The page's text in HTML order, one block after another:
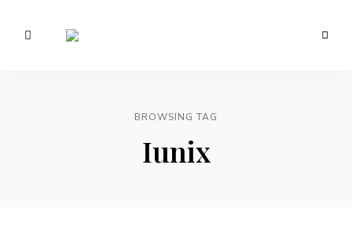
BROWSING TAG
Iunix